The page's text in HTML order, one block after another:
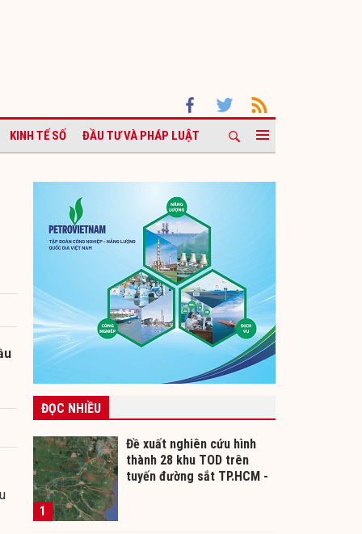
KINH TẾ SỐ ĐẦU TƯ VÀ PHÁP LUẬT
ĐỌC NHIỀU
1
Đề xuất nghiên cứu hình
thành 28 khu TOD trên
tuyến đường sắt TP.HCM -